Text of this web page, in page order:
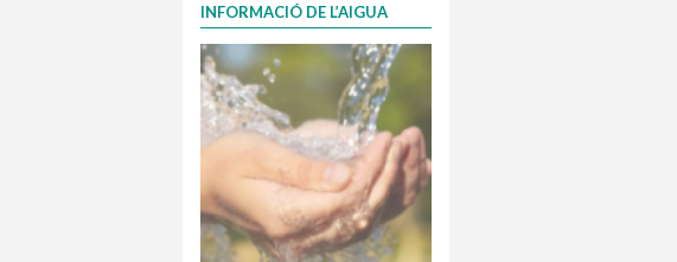
INFORMACIÓ DE L’AIGUA